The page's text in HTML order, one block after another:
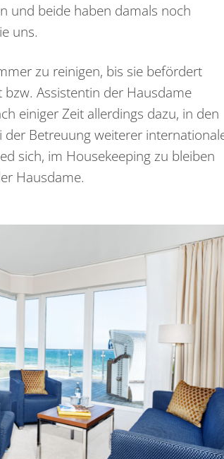
und beide haben damals noch
uns.
zu reinigen, bis sie befördert
Assistentin der Hausdame
einiger Zeit allerdings dazu, in den
Betreuung weiterer
sich, im Housekeeping zu bleiben
Hausdame.